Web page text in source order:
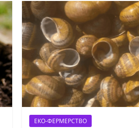
ЕКО-ФЕРМЕРСТВО